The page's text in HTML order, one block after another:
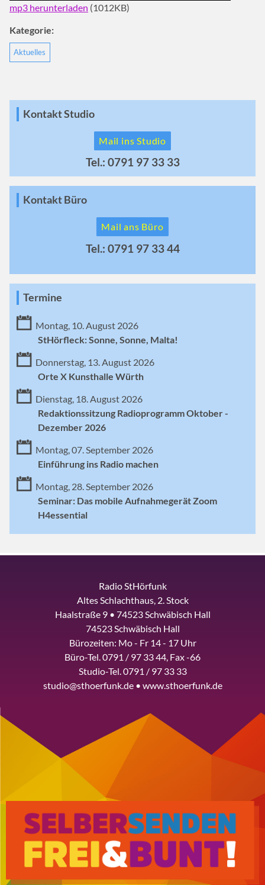
mp3 herunterladen (1012KB)
Kategorie:
Aktuelles
Kontakt Studio
Mail ins Studio
Tel.: 0791 97 33 33
Kontakt Büro
Mail ans Büro
Tel.: 0791 97 33 44
Termine
Montag, 10. August 2026
StHörfleck: Sonne, Sonne, Malta!
Donnerstag, 13. August 2026
Orte X Kunsthalle Würth
Dienstag, 18. August 2026
Redaktionssitzung Radioprogramm Oktober -
Dezember 2026
Montag, 07. September 2026
Einführung ins Radio machen
Montag, 28. September 2026
Seminar: Das mobile Aufnahmegerät Zoom
H4essential
Radio StHörfunk
Altes Schlachthaus, 2. Stock
Haalstraße 9 • 74523 Schwäbisch Hall
74523 Schwäbisch Hall
Bürozeiten: Mo - Fr 14 - 17 Uhr
Büro-Tel. 0791 / 97 33 44, Fax -66
Studio-Tel. 0791 / 97 33 33
studio@sthoerfunk.de • www.sthoerfunk.de